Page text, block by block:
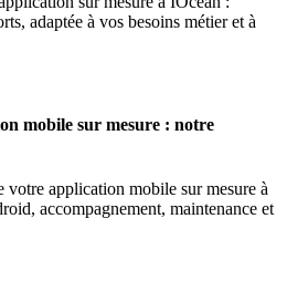
adaptée à vos besoins métier et à
mobile sur mesure : notre
application mobile sur mesure à
accompagnement, maintenance et